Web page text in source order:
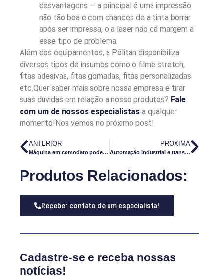
desvantagens — a principal é uma impressão
não tão boa e com chances de a tinta borrar
após ser impressa, o a laser não dá margem a
esse tipo de problema.
Além dos equipamentos, a Pólitan disponibiliza
diversos tipos de insumos como o filme stretch,
fitas adesivas, fitas gomadas, fitas personalizadas
etc.Quer saber mais sobre nossa empresa e tirar
suas dúvidas em relação a nosso produtos? Fale
com um de nossos especialistas a qualquer
momento!Nos vemos no próximo post!
ANTERIOR
Máquina em comodato pode ser a solução para a sua produção
PRÓXIMA
Automação industrial e transformação digital: qual a relação?
Produtos Relacionados:
Receber contato de um especialista!
Cadastre-se e receba nossas
notícias!